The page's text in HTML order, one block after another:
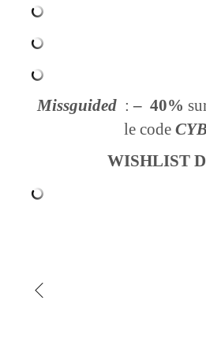
Missguided :– 40%
le code
WISHLIST